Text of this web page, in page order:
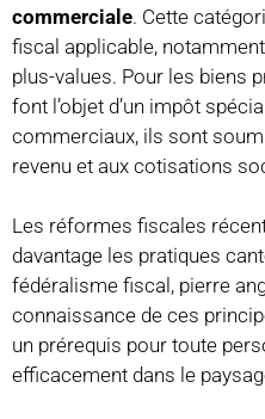
commerciale. Cette
fiscal applicable,
plus-values. Pour les biens
font l’objet d’un impôt
commerciaux, ils sont
revenu et aux cotisations
Les réformes fiscales
davantage les pratiques
fédéralisme fiscal, pierre
connaissance de ces
un prérequis pour toute
efficacement dans le